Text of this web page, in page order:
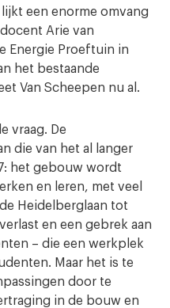
een enorme omvang
Arie van
Energie Proeftuin in
het bestaande
Van Scheepen nu al.
vraag. De
die van het al langer
het gebouw wordt
en leren, met veel
Heidelberglaan tot
en een gebrek aan
– die een werkplek
Maar het is te
door te
in de bouw en